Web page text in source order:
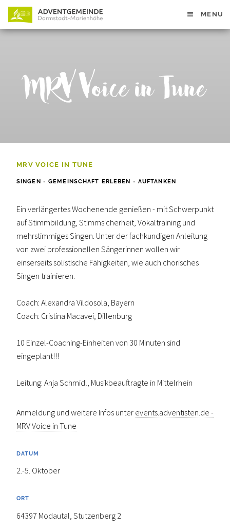
MENU
MRV Voice in Tune
MRV VOICE IN TUNE
SINGEN - GEMEINSCHAFT ERLEBEN - AUFTANKEN
Ein verlängertes Wochenende genießen - mit Schwerpunkt
auf Stimmbildung, Stimmsicherheit, Vokaltraining und
mehrstimmiges Singen. Unter der fachkundigen Anleitung
von zwei professionellen Sängerinnen wollen wir
einserseits solistische Fähigkeiten, wie auch chorisches
Singen trainieren.
Coach: Alexandra Vildosola, Bayern
Coach: Cristina Macavei, Dillenburg
10 Einzel-Coaching-Einheiten von 30 MInuten sind
eingeplant!!!
Leitung: Anja Schmidl, Musikbeauftragte in Mittelrhein
Anmeldung und weitere Infos unter events.adventisten.de -
MRV Voice in Tune
DATUM
2.-5. Oktober
ORT
64397 Modautal, Stutzenberg 2